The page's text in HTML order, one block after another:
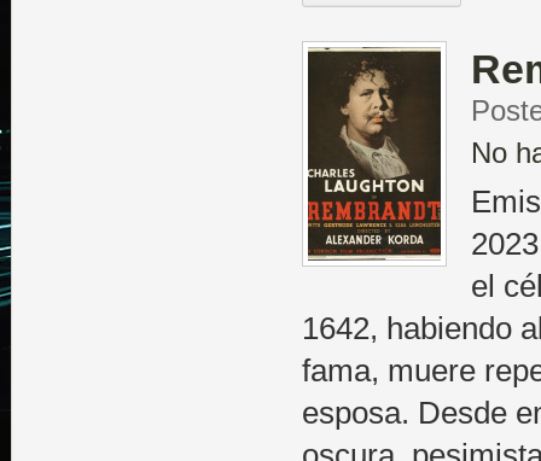
No
el
1642, habiendo
fama, muere
esposa. Desde